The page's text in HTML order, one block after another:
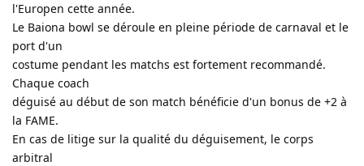
l'Europen cette année.
Le Baiona bowl se déroule en pleine période de carnaval et le
port d'un
costume pendant les matchs est fortement recommandé.
Chaque coach
déguisé au début de son match bénéficie d'un bonus de +2 à
la FAME.
En cas de litige sur la qualité du déguisement, le corps
arbitral